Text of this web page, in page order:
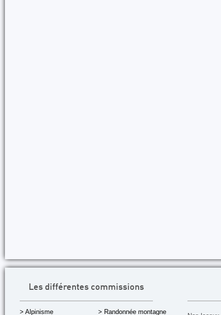
Les différentes commissions
> Alpinisme
> Randonnée montagne